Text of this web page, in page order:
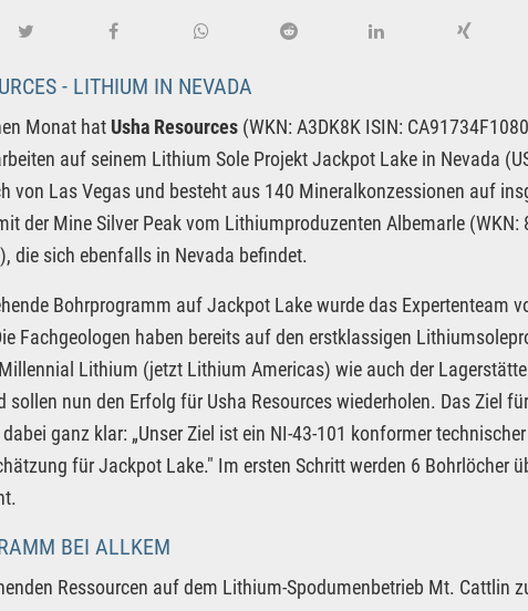
- LITHIUM IN NEVADA
Monat hat Usha Resources (WKN: A3DK8K ISIN:
auf seinem Lithium Sole Projekt Jackpot Lake in Nevada
von Las Vegas und besteht aus 140 Mineralkonzessionen auf
der Mine Silver Peak vom Lithiumproduzenten Albemarle (WKN:
die sich ebenfalls in Nevada befindet.
Bohrprogramm auf Jackpot Lake wurde das Expertenteam
Fachgeologen haben bereits auf den erstklassigen
Lithium (jetzt Lithium Americas) wie auch der
sollen nun den Erfolg für Usha Resources wiederholen. Das Ziel
ganz klar: „Unser Ziel ist ein NI-43-101 konformer
für Jackpot Lake." Im ersten Schritt werden 6 Bohrlöcher
BEI ALLKEM
Ressourcen auf dem Lithium-Spodumenbetrieb Mt. Cattlin